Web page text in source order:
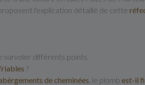
l'explication détaillé de cette
survoler différents points.
?
de cheminées , le plomb est-il